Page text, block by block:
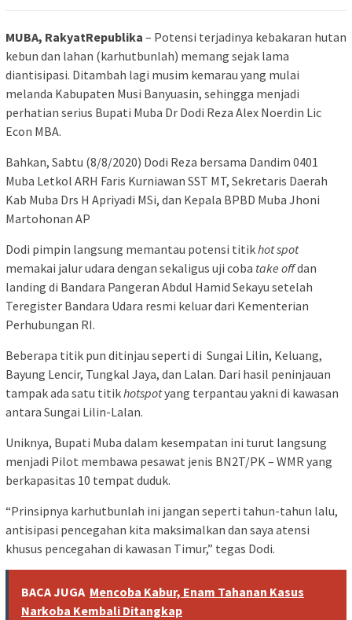
MUBA, RakyatRepublika – Potensi terjadinya kebakaran hutan
kebun dan lahan (karhutbunlah) memang sejak lama
diantisipasi. Ditambah lagi musim kemarau yang mulai
melanda Kabupaten Musi Banyuasin, sehingga menjadi
perhatian serius Bupati Muba Dr Dodi Reza Alex Noerdin Lic
Econ MBA.
Bahkan, Sabtu (8/8/2020) Dodi Reza bersama Dandim 0401
Muba Letkol ARH Faris Kurniawan SST MT, Sekretaris Daerah
Kab Muba Drs H Apriyadi MSi, dan Kepala BPBD Muba Jhoni
Martohonan AP
Dodi pimpin langsung memantau potensi titikhot spot
memakai jalur udara dengan sekaligus uji coba take offdan
landing di Bandara Pangeran Abdul Hamid Sekayu setelah
Teregister Bandara Udara resmi keluar dari Kementerian
Perhubungan RI.
Beberapa titik pun ditinjau seperti di Sungai Lilin, Keluang,
Bayung Lencir, Tungkal Jaya, dan Lalan. Dari hasil peninjauan
tampak ada satu titikhotspotyang terpantau yakni di kawasan
antara Sungai Lilin-Lalan.
Uniknya, Bupati Muba dalam kesempatan ini turut langsung
menjadi Pilot membawa pesawat jenis BN2T/PK – WMR yang
berkapasitas 10 tempat duduk.
“Prinsipnya karhutbunlah ini jangan seperti tahun-tahun lalu,
antisipasi pencegahan kita maksimalkan dan saya atensi
khusus pencegahan di kawasan Timur,” tegas Dodi.
BACA JUGA Mencoba Kabur, Enam Tahanan Kasus
Narkoba Kembali Ditangkap